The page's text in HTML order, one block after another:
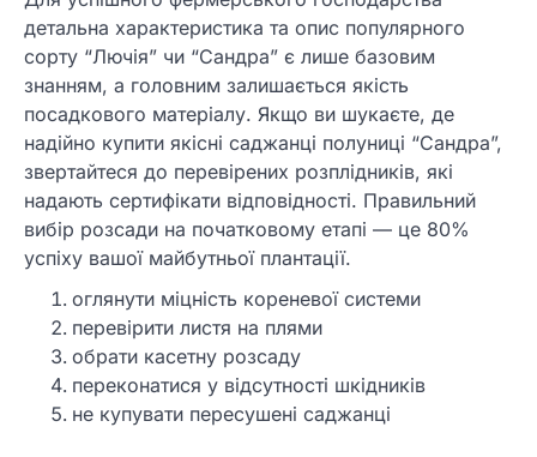
детальна характеристика та опис популярного
сорту “Лючія” чи “Сандра” є лише базовим
знанням, а головним залишається якість
посадкового матеріалу. Якщо ви шукаєте, де
надійно купити якісні саджанці полуниці “Сандра”,
звертайтеся до перевірених розплідників, які
надають сертифікати відповідності. Правильний
вибір розсади на початковому етапі — це 80%
успіху вашої майбутньої плантації.
оглянути міцність кореневої системи
перевірити листя на плями
обрати касетну розсаду
переконатися у відсутності шкідників
не купувати пересушені саджанці